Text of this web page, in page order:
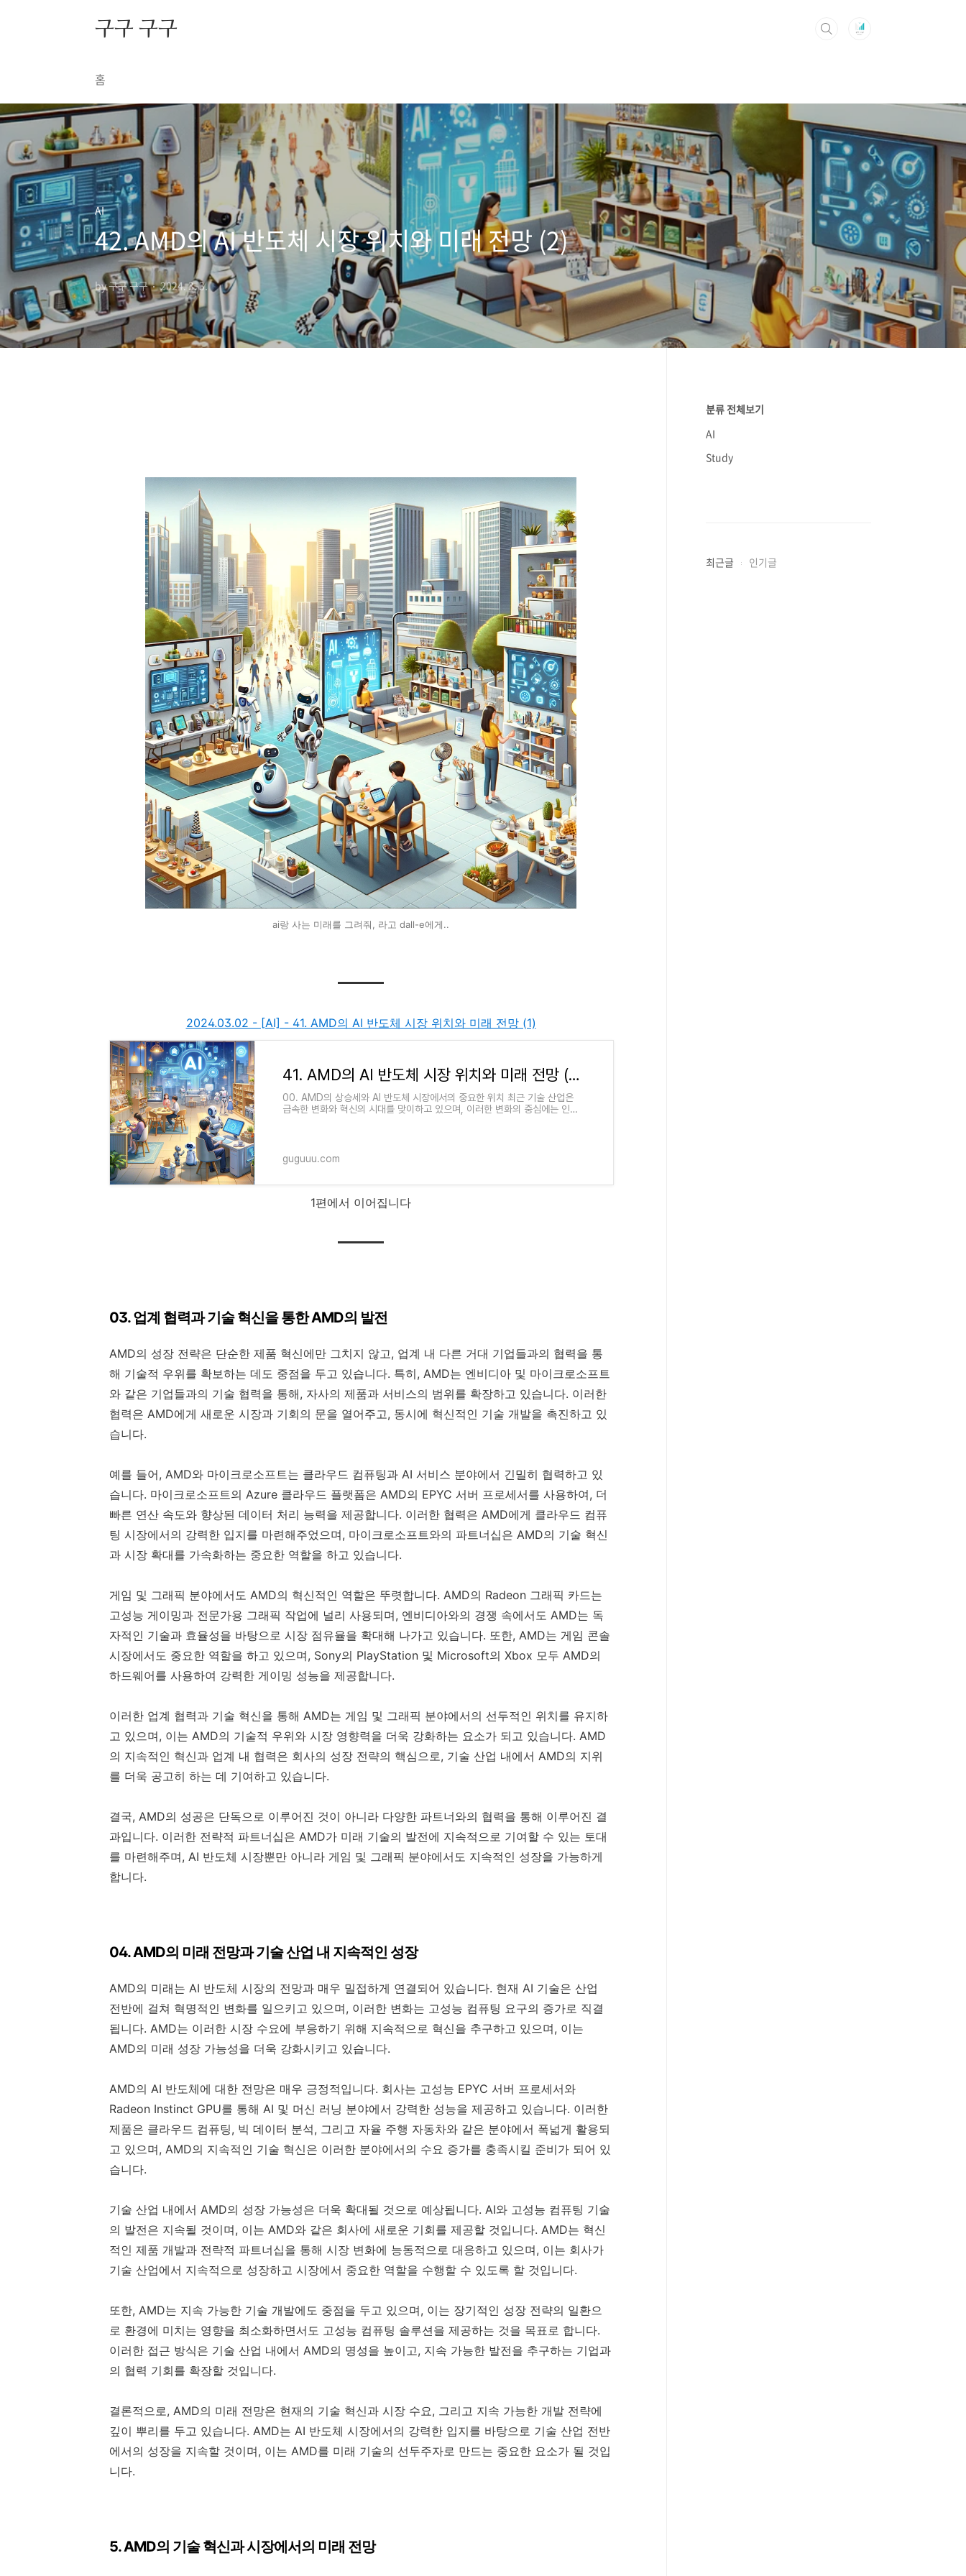
구구 구구
홈
AI
42. AMD의 AI 반도체 시장 위치와 미래 전망 (2)
by 구구 구구 2024. 3. 3.
ai랑 사는 미래를 그려줘, 라고 dall-e에게..
2024.03.02 - [AI] - 41. AMD의 AI 반도체 시장 위치와 미래 전망 (1)
41. AMD의 AI 반도체 시장 위치와 미래 전망 (1)
00. AMD의 상승세와 AI 반도체 시장에서의 중요한 위치 최근 기술 산업은
급속한 변화와 혁신의 시대를 맞이하고 있으며, 이러한 변화의 중심에는 인공
guguuu.com
1편에서 이어집니다
03. 업계 협력과 기술 혁신을 통한 AMD의 발전
AMD의 성장 전략은 단순한 제품 혁신에만 그치지 않고, 업계 내 다른 거대 기업들과의 협력을 통
해 기술적 우위를 확보하는 데도 중점을 두고 있습니다. 특히, AMD는 엔비디아 및 마이크로소프트
와 같은 기업들과의 기술 협력을 통해, 자사의 제품과 서비스의 범위를 확장하고 있습니다. 이러한
협력은 AMD에게 새로운 시장과 기회의 문을 열어주고, 동시에 혁신적인 기술 개발을 촉진하고 있
습니다.
예를 들어, AMD와 마이크로소프트는 클라우드 컴퓨팅과 AI 서비스 분야에서 긴밀히 협력하고 있
습니다. 마이크로소프트의 Azure 클라우드 플랫폼은 AMD의 EPYC 서버 프로세서를 사용하여, 더
빠른 연산 속도와 향상된 데이터 처리 능력을 제공합니다. 이러한 협력은 AMD에게 클라우드 컴퓨
팅 시장에서의 강력한 입지를 마련해주었으며, 마이크로소프트와의 파트너십은 AMD의 기술 혁신
과 시장 확대를 가속화하는 중요한 역할을 하고 있습니다.
게임 및 그래픽 분야에서도 AMD의 혁신적인 역할은 뚜렷합니다. AMD의 Radeon 그래픽 카드는
고성능 게이밍과 전문가용 그래픽 작업에 널리 사용되며, 엔비디아와의 경쟁 속에서도 AMD는 독
자적인 기술과 효율성을 바탕으로 시장 점유율을 확대해 나가고 있습니다. 또한, AMD는 게임 콘솔
시장에서도 중요한 역할을 하고 있으며, Sony의 PlayStation 및 Microsoft의 Xbox 모두 AMD의
하드웨어를 사용하여 강력한 게이밍 성능을 제공합니다.
이러한 업계 협력과 기술 혁신을 통해 AMD는 게임 및 그래픽 분야에서의 선두적인 위치를 유지하
고 있으며, 이는 AMD의 기술적 우위와 시장 영향력을 더욱 강화하는 요소가 되고 있습니다. AMD
의 지속적인 혁신과 업계 내 협력은 회사의 성장 전략의 핵심으로, 기술 산업 내에서 AMD의 지위
를 더욱 공고히 하는 데 기여하고 있습니다.
결국, AMD의 성공은 단독으로 이루어진 것이 아니라 다양한 파트너와의 협력을 통해 이루어진 결
과입니다. 이러한 전략적 파트너십은 AMD가 미래 기술의 발전에 지속적으로 기여할 수 있는 토대
를 마련해주며, AI 반도체 시장뿐만 아니라 게임 및 그래픽 분야에서도 지속적인 성장을 가능하게
합니다.
04. AMD의 미래 전망과 기술 산업 내 지속적인 성장
AMD의 미래는 AI 반도체 시장의 전망과 매우 밀접하게 연결되어 있습니다. 현재 AI 기술은 산업
전반에 걸쳐 혁명적인 변화를 일으키고 있으며, 이러한 변화는 고성능 컴퓨팅 요구의 증가로 직결
됩니다. AMD는 이러한 시장 수요에 부응하기 위해 지속적으로 혁신을 추구하고 있으며, 이는
AMD의 미래 성장 가능성을 더욱 강화시키고 있습니다.
AMD의 AI 반도체에 대한 전망은 매우 긍정적입니다. 회사는 고성능 EPYC 서버 프로세서와
Radeon Instinct GPU를 통해 AI 및 머신 러닝 분야에서 강력한 성능을 제공하고 있습니다. 이러한
제품은 클라우드 컴퓨팅, 빅 데이터 분석, 그리고 자율 주행 자동차와 같은 분야에서 폭넓게 활용되
고 있으며, AMD의 지속적인 기술 혁신은 이러한 분야에서의 수요 증가를 충족시킬 준비가 되어 있
습니다.
기술 산업 내에서 AMD의 성장 가능성은 더욱 확대될 것으로 예상됩니다. AI와 고성능 컴퓨팅 기술
의 발전은 지속될 것이며, 이는 AMD와 같은 회사에 새로운 기회를 제공할 것입니다. AMD는 혁신
적인 제품 개발과 전략적 파트너십을 통해 시장 변화에 능동적으로 대응하고 있으며, 이는 회사가
기술 산업에서 지속적으로 성장하고 시장에서 중요한 역할을 수행할 수 있도록 할 것입니다.
또한, AMD는 지속 가능한 기술 개발에도 중점을 두고 있으며, 이는 장기적인 성장 전략의 일환으
로 환경에 미치는 영향을 최소화하면서도 고성능 컴퓨팅 솔루션을 제공하는 것을 목표로 합니다.
이러한 접근 방식은 기술 산업 내에서 AMD의 명성을 높이고, 지속 가능한 발전을 추구하는 기업과
의 협력 기회를 확장할 것입니다.
결론적으로, AMD의 미래 전망은 현재의 기술 혁신과 시장 수요, 그리고 지속 가능한 개발 전략에
깊이 뿌리를 두고 있습니다. AMD는 AI 반도체 시장에서의 강력한 입지를 바탕으로 기술 산업 전반
에서의 성장을 지속할 것이며, 이는 AMD를 미래 기술의 선두주자로 만드는 중요한 요소가 될 것입
니다.
5. AMD의 기술 혁신과 시장에서의 미래 전망
분류 전체보기
AI
Study
최근글 인기글